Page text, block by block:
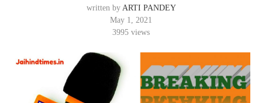
written by ARTI PANDEY
May 1, 2021
3995 views